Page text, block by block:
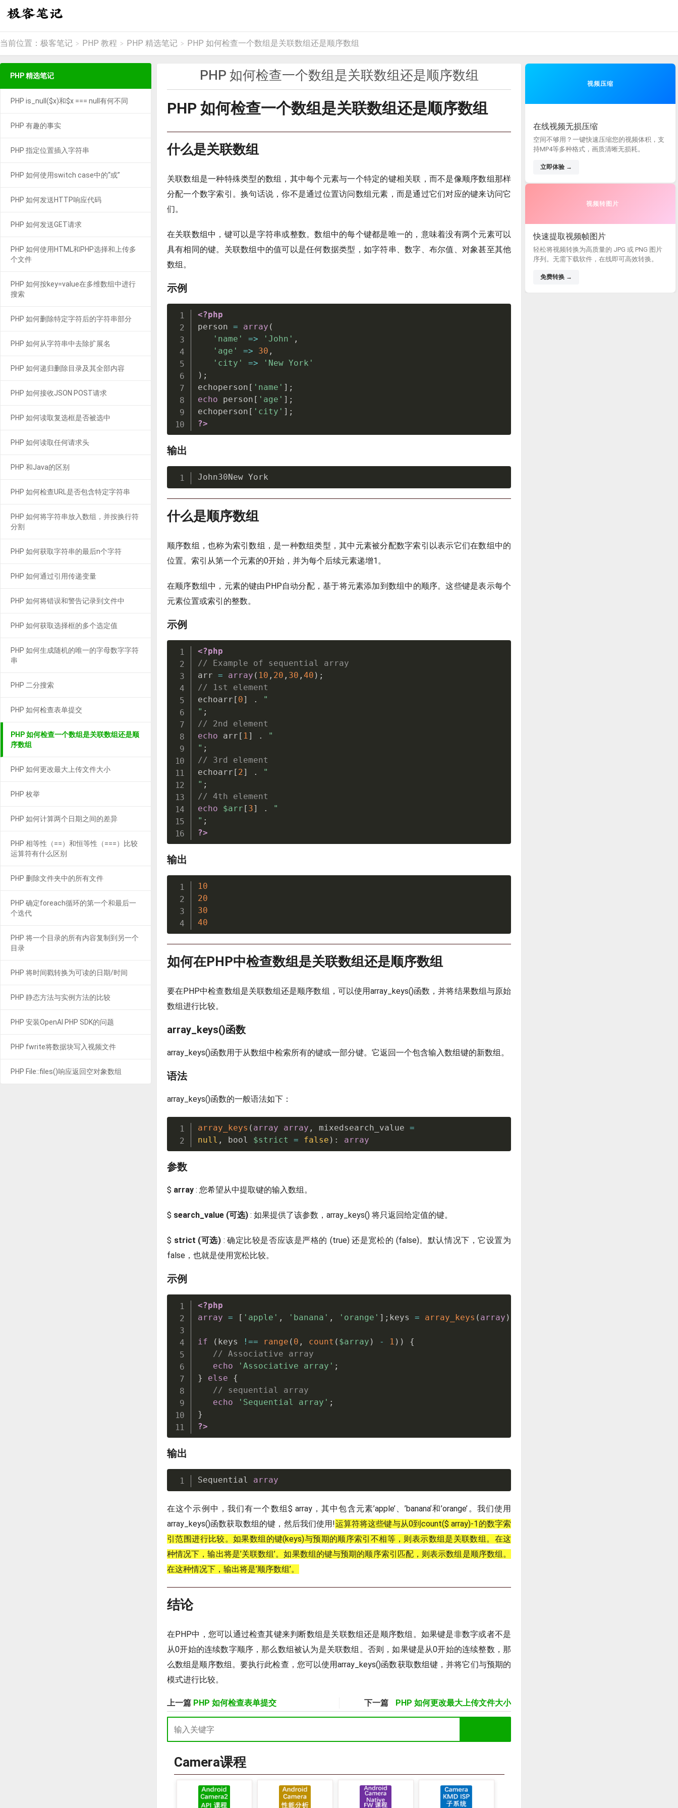
当前位置： 极客笔记 > PHP 教程 > PHP 精选笔记 > PHP 如何检查一个数组是关联数组还是顺序数组
PHP 如何检查一个数组是关联数组还是顺序数组
PHP 如何检查一个数组是关联数组还是顺序数组
什么是关联数组
关联数组是一种特殊类型的数组，其中每个元素与一个特定的键相关联，而不是像顺序数组那样
分配一个数字索引。换句话说，你不是通过位置访问数组元素，而是通过它们对应的键来访问它
们。
在关联数组中，键可以是字符串或整数。数组中的每个键都是唯一的，意味着没有两个元素可以
具有相同的键。关联数组中的值可以是任何数据类型，如字符串、数字、布尔值、对象甚至其他
数组。
示例
<?php
person = array (
'name'
=> 'John' ,
'age'
=> 30 ,
'city'
=>
'New York'
) ;
echoperson [ 'name' ] ;
echo person [ 'age' ] ;
echoperson [ 'city' ] ;
?>
输出
John30New York
什么是顺序数组
顺序数组，也称为索引数组，是一种数组类型，其中元素被分配数字索引以表示它们在数组中的
位置。索引从第一个元素的0开始，并为每个后续元素递增1。
在顺序数组中，元素的键由PHP自动分配，基于将元素添加到数组中的顺序。这些键是表示每个
元素位置或索引的整数。
示例
<?php
// Example of sequential array
arr = array ( 10 , 20 , 30 , 40 ) ;
// 1st element
echoarr [ 0] .
"
" ;
// 2nd element
echo arr [ 1] .
"
" ;
// 3rd element
echoarr [ 2] .
"
" ;
// 4th element
echo
$arr [ 3] .
"
" ;
?>
输出
10
20
30
40
如何在PHP中检查数组是关联数组还是顺序数组
要在PHP中检查数组是关联数组还是顺序数组，可以使用array_keys()函数，并将结果数组与原始
数组进行比较。
array_keys()函数
array_keys()函数用于从数组中检索所有的键或一部分键。它返回一个包含输入数组键的新数组。
语法
array_keys()函数的一般语法如下：
array_keys ( array array , mixedsearch_value =
null , bool $strict = false ) : array
参数
$ array : 您希望从中提取键的输入数组。
$ search_value (可选) : 如果提供了该参数，array_keys() 将只返回给定值的键。
$ strict (可选): 确定比较是否应该是严格的 (true) 还是宽松的 (false)。默认情况下，它设置为
false，也就是使用宽松比较。
示例
<?php
array = [ 'apple' , 'banana' , 'orange' ] ; keys = array_keys ( array )
if ( keys !== range ( 0 , count ( $array ) - 1 ) )
{
// Associative array
echo
'Associative array' ;
}
else
{
// sequential array
echo
'Sequential array' ;
}
?>
输出
Sequential array
在这个示例中，我们有一个数组$ array，其中包含元素’apple’、’banana’和’orange’。我们使用
array_keys()函数获取数组的键，然后我们使用!运算符将这些键与从0到count($ array)-1的数字索
引范围进行比较。如果数组的键(keys)与预期的顺序索引不相等，则表示数组是关联数组。在这
种情况下，输出将是’关联数组’。如果数组的键与预期的顺序索引匹配，则表示数组是顺序数组。
在这种情况下，输出将是’顺序数组’。
结论
在PHP中，您可以通过检查其键来判断数组是关联数组还是顺序数组。如果键是非数字或者不是
从0开始的连续数字顺序，那么数组被认为是关联数组。否则，如果键是从0开始的连续整数，那
么数组是顺序数组。要执行此检查，您可以使用array_keys()函数获取数组键，并将它们与预期的
模式进行比较。
上一篇 PHP 如何检查表单提交 下一篇 PHP 如何更改最大上传文件大小
Camera课程
PHP 精选笔记
PHP is_null($x)和$x === null有何不同
PHP 有趣的事实
PHP 指定位置插入字符串
PHP 如何使用switch case中的“或”
PHP 如何发送HTTP响应代码
PHP 如何发送GET请求
PHP 如何使用HTML和PHP选择和上传多
个文件
PHP 如何按key=value在多维数组中进行
搜索
PHP 如何删除特定字符后的字符串部分
PHP 如何从字符串中去除扩展名
PHP 如何递归删除目录及其全部内容
PHP 如何接收JSON POST请求
PHP 如何读取复选框是否被选中
PHP 如何读取任何请求头
PHP 和Java的区别
PHP 如何检查URL是否包含特定字符串
PHP 如何将字符串放入数组，并按换行符
分割
PHP 如何获取字符串的最后n个字符
PHP 如何通过引用传递变量
PHP 如何将错误和警告记录到文件中
PHP 如何获取选择框的多个选定值
PHP 如何生成随机的唯一的字母数字字符
串
PHP 二分搜索
PHP 如何检查表单提交
PHP 如何检查一个数组是关联数组还是顺
序数组
PHP 如何更改最大上传文件大小
PHP 枚举
PHP 如何计算两个日期之间的差异
PHP 相等性（==）和恒等性（===）比较
运算符有什么区别
PHP 删除文件夹中的所有文件
PHP 确定foreach循环的第一个和最后一
个迭代
PHP 将一个目录的所有内容复制到另一个
目录
PHP 将时间戳转换为可读的日期/时间
PHP 静态方法与实例方法的比较
PHP 安装OpenAI PHP SDK的问题
PHP fwrite将数据块写入视频文件
PHP File::files()响应返回空对象数组
视频压缩
在线视频无损压缩
空间不够用？一键快速压缩您的视频体积，支
持MP4等多种格式，画质清晰无损耗。
立即体验 →
视频转图片
快速提取视频帧图片
轻松将视频转换为高质量的 JPG 或 PNG 图片
序列。无需下载软件，在线即可高效转换。
免费转换 →